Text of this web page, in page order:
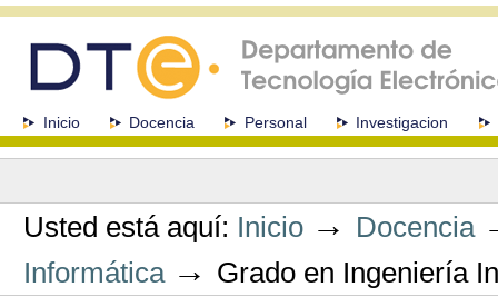
navegación
SeccionesInicio Docencia Personal Investigacion
Herramientas
Usted está aquí: Inicio → Docencia
Informática → Grado en Ingeniería